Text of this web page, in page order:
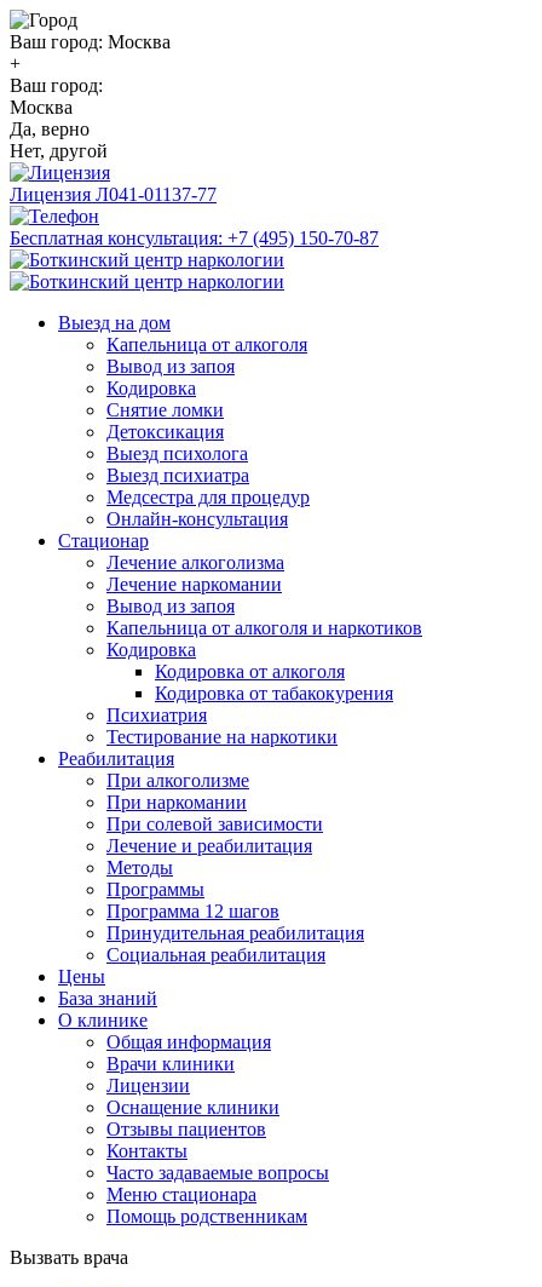
Ваш город: Москва
+
Ваш город:
Москва
Да, верно
Нет, другой
Лицензия Л041-01137-77
Бесплатная консультация: +7 (495) 150-70-87
Выезд на дом
Капельница от алкоголя
Вывод из запоя
Кодировка
Снятие ломки
Детоксикация
Выезд психолога
Выезд психиатра
Медсестра для процедур
Онлайн-консультация
Стационар
Лечение алкоголизма
Лечение наркомании
Вывод из запоя
Капельница от алкоголя и наркотиков
Кодировка
Кодировка от алкоголя
Кодировка от табакокурения
Психиатрия
Тестирование на наркотики
Реабилитация
При алкоголизме
При наркомании
При солевой зависимости
Лечение и реабилитация
Методы
Программы
Программа 12 шагов
Принудительная реабилитация
Социальная реабилитация
Цены
База знаний
О клинике
Общая информация
Врачи клиники
Лицензии
Оснащение клиники
Отзывы пациентов
Контакты
Часто задаваемые вопросы
Меню стационара
Помощь родственникам
Вызвать врача